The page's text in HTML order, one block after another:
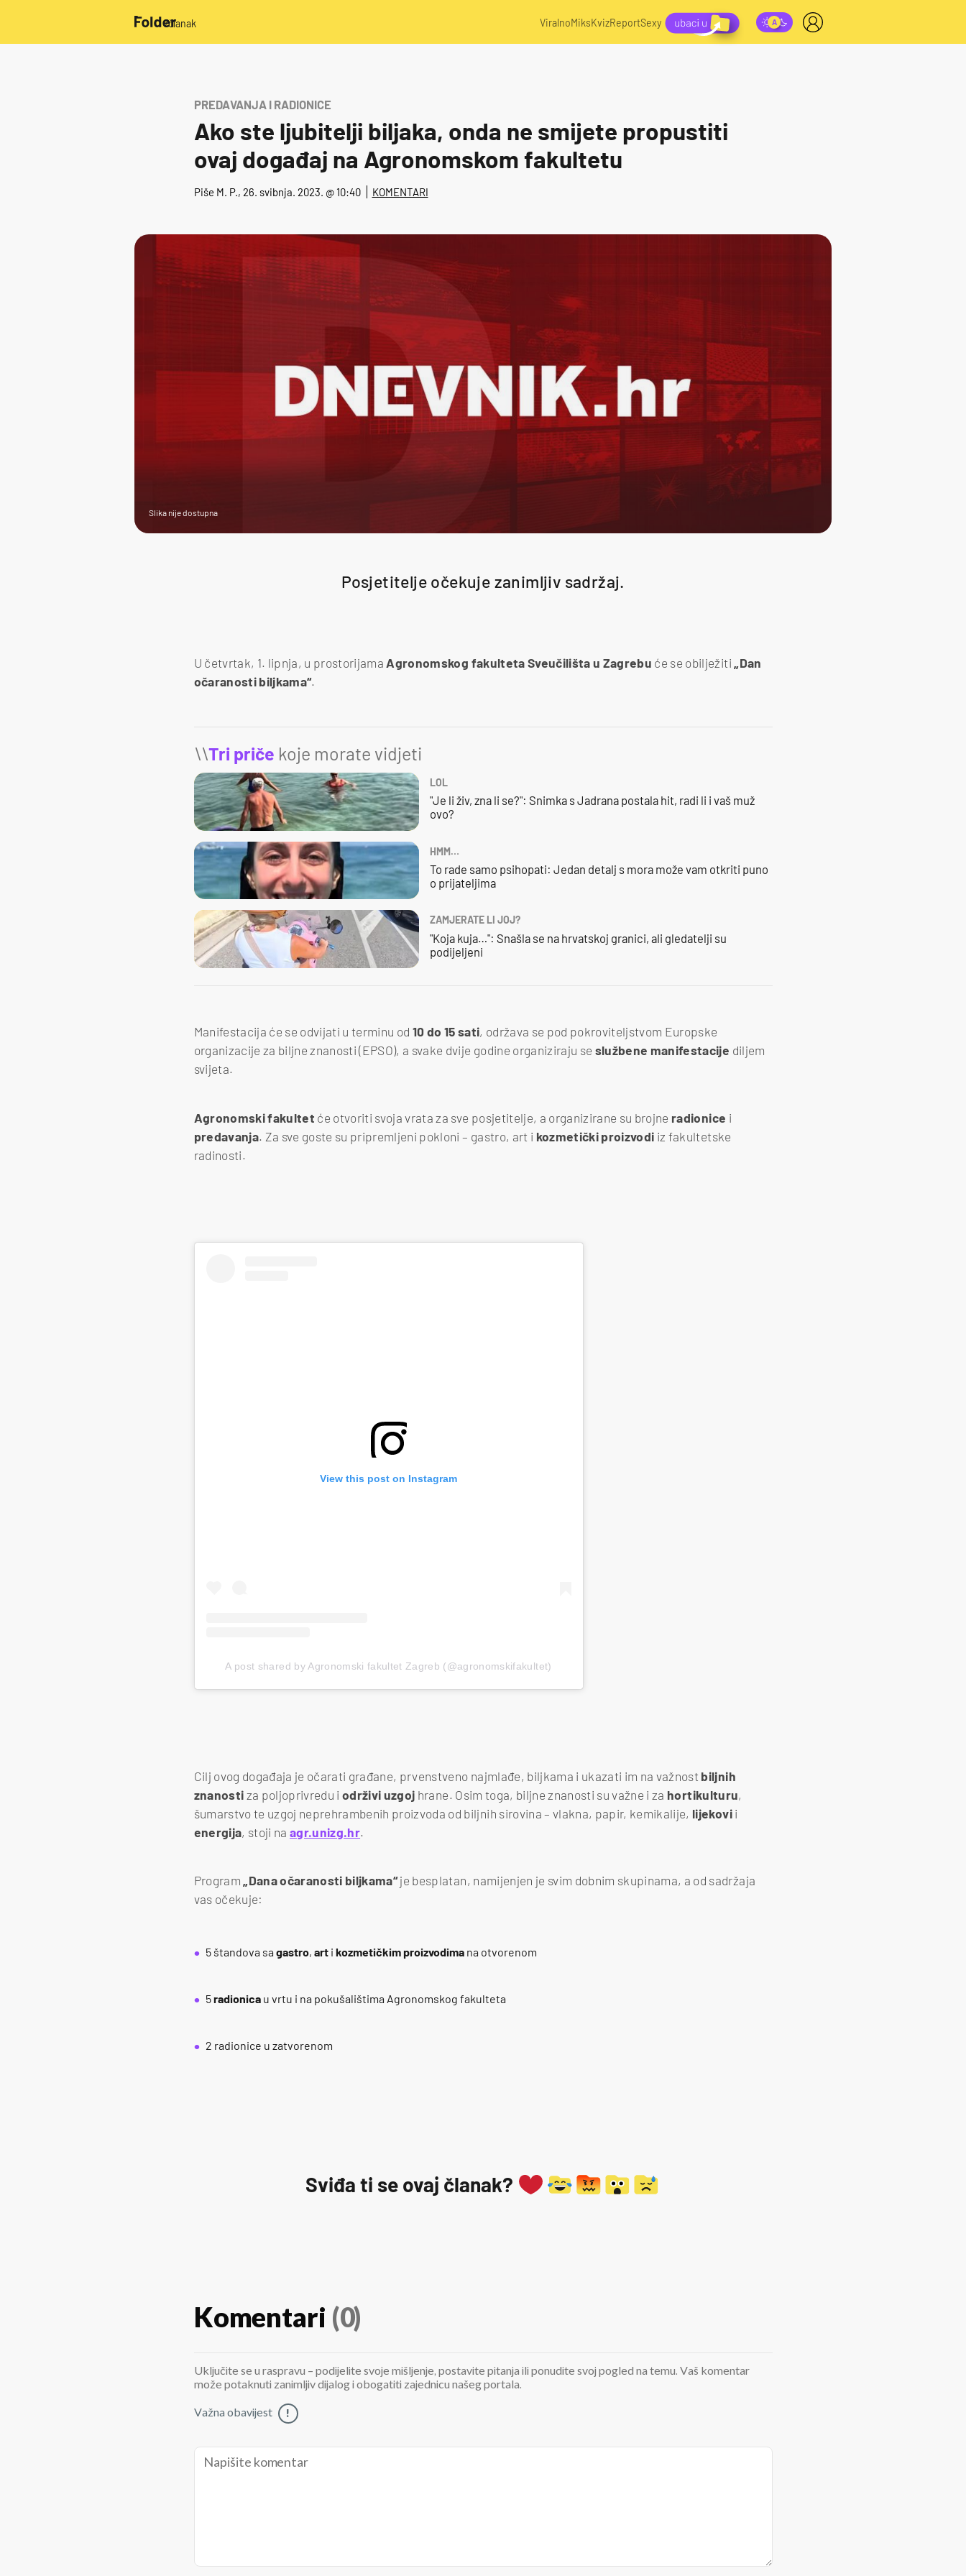
/članak ViralnoMiksKvizReportSexy
PREDAVANJA I RADIONICE
Ako ste ljubitelji biljaka, onda ne smijete propustiti
ovaj događaj na Agronomskom fakultetu
Piše M. P., 26. svibnja. 2023. @ 10:40 KOMENTARI
Slika nije dostupna
Posjetitelje očekuje zanimljiv sadržaj.
U četvrtak, 1. lipnja, u prostorijama Agronomskog fakulteta Sveučilištau Zagrebu će se obilježiti
„Dan
očaranosti biljkama“.
\\Tri priče koje morate vidjeti
LOL
"Je li živ, zna li se?": Snimka s Jadrana postala hit, radi li i vaš muž
ovo?
HMM…
To rade samo psihopati: Jedan detalj s mora može vam otkriti puno
o prijateljima
ZAMJERATE LI JOJ?
"Koja kuja…": Snašla se na hrvatskoj granici, ali gledatelji su
podijeljeni
Manifestacija će se odvijati u terminu od 10 do 15 sati, održava se pod pokroviteljstvom Europske
organizacije za biljne znanosti (EPSO), a svake dvije godine organiziraju se službene manifestacije diljem
svijeta.
Agronomskifakultet će otvoriti svoja vrata za sve posjetitelje, a organizirane su brojne radionice i
predavanja. Za sve goste su pripremljeni pokloni – gastro, art i kozmetički proizvodi iz fakultetske
radinosti.
View this post on Instagram
A post shared by Agronomski fakultet Zagreb (@agronomskifakultet)
Cilj ovog događaja je očarati građane, prvenstveno najmlađe, biljkama i ukazati im na važnost biljnih
znanosti za poljoprivredu iodrživi uzgoj hrane. Osim toga, biljne znanosti su važne i za hortikulturu,
šumarstvo te uzgoj neprehrambenih proizvoda od biljnih sirovina – vlakna, papir, kemikalije, lijekovi i
energija, stoji na agr.unizg.hr.
Program „Dana očaranosti biljkama“je besplatan, namijenjen je svim dobnim skupinama, a od sadržaja
vas očekuje:
5 štandova sa gastro, art i kozmetičkimproizvodima na otvorenom
5radionica u vrtu i na pokušalištima Agronomskog fakulteta
2 radionice u zatvorenom
Sviđa ti se ovaj članak?
Komentari (0)
Uključite se u raspravu – podijelite svoje mišljenje, postavite pitanja ili ponudite svoj pogled na temu. Vaš komentar
može potaknuti zanimljiv dijalog i obogatiti zajednicu našeg portala.
Važna obavijest !